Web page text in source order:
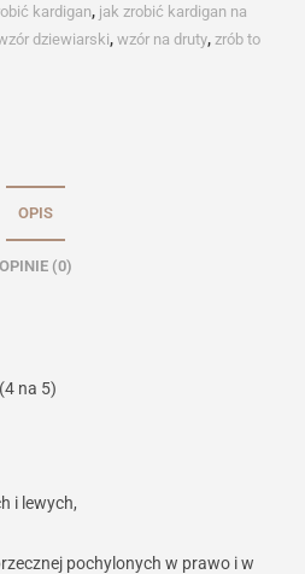
kardigan, jak zrobić kardigan na
dziewiarski,wzór na druty,zrób to
OPIS
OPINIE (0)
na 5)
i lewych,
pochylonych w prawo i w